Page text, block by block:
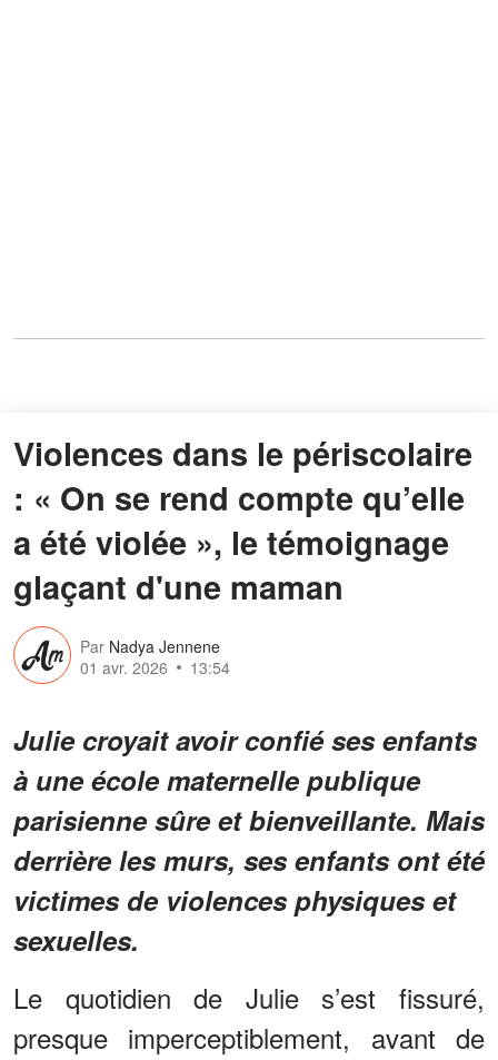
Violences dans le périscolaire
: « On se rend compte qu’elle
a été violée », le témoignage
glaçant d'une maman
Par Nadya Jennene
01 avr. 2026
13:54
Julie croyait avoir confié ses enfants
à une école maternelle publique
parisienne sûre et bienveillante. Mais
derrière les murs, ses enfants ont été
victimes de violences physiques et
sexuelles.
Le quotidien de Julie s’est fissuré,
presque imperceptiblement, avant de